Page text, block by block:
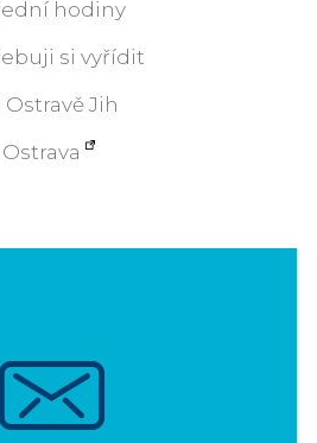
hodiny
si vyřídit
Ostravě Jih
Ostrava